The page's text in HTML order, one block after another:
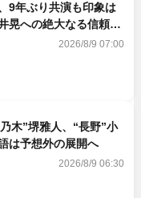
9年ぶり共演も印象は
への絶大なる信頼を
挑む
2026/8/9 07:00
木”堺雅人、“長野”小
は予想外の展開へ
2026/8/9 06:30